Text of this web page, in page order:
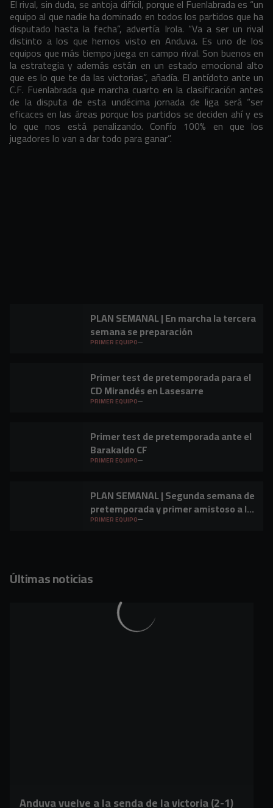
El rival, sin duda, se antoja difícil, porque el Fuenlabrada es “un
equipo al que nadie ha dominado en todos los partidos que ha
disputado hasta la fecha”, advertía Irola. “Va a ser un rival
distinto a los que hemos visto en Anduva. Es uno de los
equipos que más tiempo juega en campo rival. Son buenos en
la estrategia y además están en un estado emocional alto
que es lo que te da las victorias”, añadía. El antídoto ante un
C.F. Fuenlabrada que marcha cuarto en la clasificación antes
de la disputa de esta undécima jornada de liga será “ser
eficaces en las áreas porque los partidos se deciden ahí y es
lo que nos está penalizando. Confío 100% en que los
jugadores lo van a dar todo para ganar”.
PLAN SEMANAL | En marcha la tercera
semana se preparación
PRIMER EQUIPO
Primer test de pretemporada para el
CD Mirandés en Lasesarre
PRIMER EQUIPO
Primer test de pretemporada ante el
Barakaldo CF
PRIMER EQUIPO
PLAN SEMANAL | Segunda semana de
pretemporada y primer amistoso a la
vista
PRIMER EQUIPO
Últimas noticias
Anduva vuelve a la senda de la victoria (2-1)